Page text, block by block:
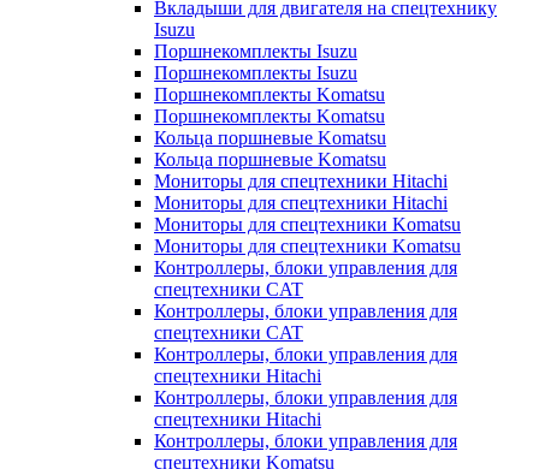
Вкладыши для двигателя на спецтехнику
Isuzu
Поршнекомплекты Isuzu
Поршнекомплекты Isuzu
Поршнекомплекты Komatsu
Поршнекомплекты Komatsu
Кольца поршневые Komatsu
Кольца поршневые Komatsu
Мониторы для спецтехники Hitachi
Мониторы для спецтехники Hitachi
Мониторы для спецтехники Komatsu
Мониторы для спецтехники Komatsu
Контроллеры, блоки управления для
спецтехники CAT
Контроллеры, блоки управления для
спецтехники CAT
Контроллеры, блоки управления для
спецтехники Hitachi
Контроллеры, блоки управления для
спецтехники Hitachi
Контроллеры, блоки управления для
спецтехники Komatsu